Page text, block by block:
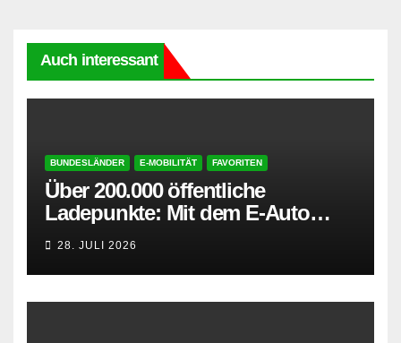
Auch interessant
BUNDESLÄNDER E-MOBILITÄT FAVORITEN
Über 200.000 öffentliche
Ladepunkte: Mit dem E-Auto
entspannt in den Sommerurlaub
28. JULI 2026